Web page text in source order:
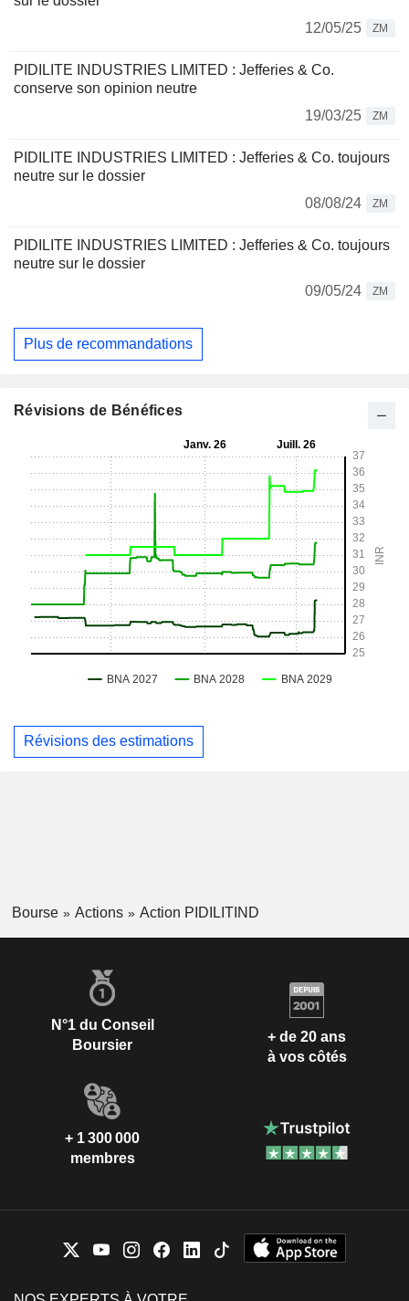
12/05/25
ZM
PIDILITE INDUSTRIES LIMITED : Jefferies & Co.
conserve son opinion neutre
19/03/25
ZM
PIDILITE INDUSTRIES LIMITED : Jefferies & Co. toujours
neutre sur le dossier
08/08/24
ZM
PIDILITE INDUSTRIES LIMITED : Jefferies & Co. toujours
neutre sur le dossier
09/05/24
ZM
Plus de recommandations
Révisions de Bénéfices
Révisions des estimations
Bourse Actions Action PIDILITIND
N°1 du Conseil
Boursier
+ de 20 ans
à vos côtés
+ 1 300 000
membres